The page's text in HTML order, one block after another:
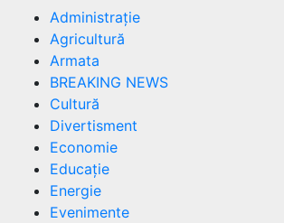
Administrație
Agricultură
Armata
BREAKING NEWS
Cultură
Divertisment
Economie
Educație
Energie
Evenimente